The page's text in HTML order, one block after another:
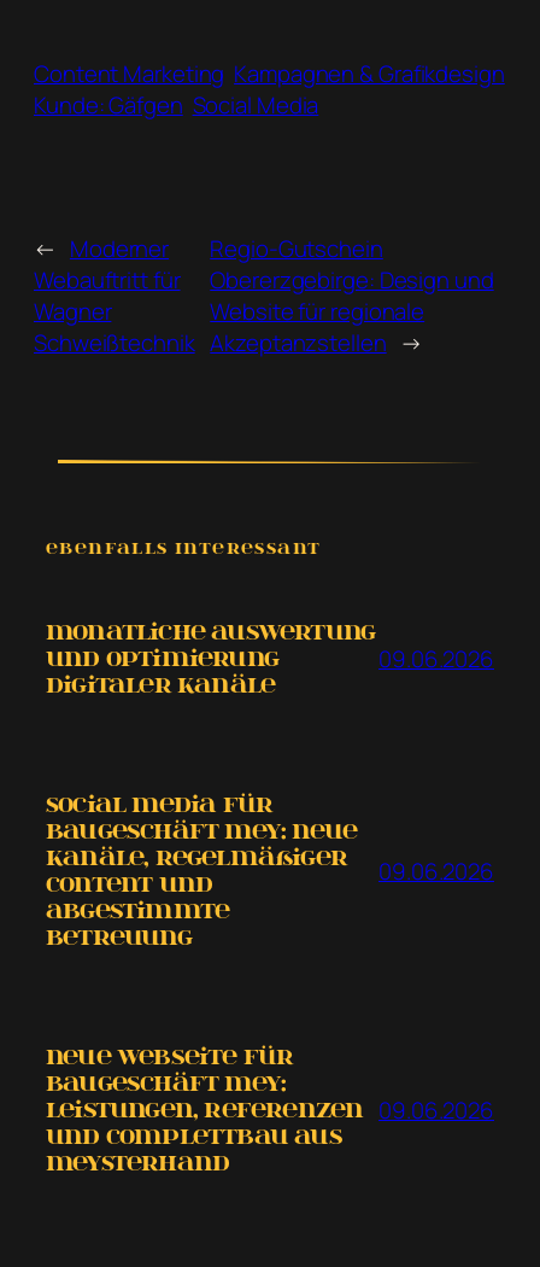
Content Marketing Kampagnen & Grafikdesign
Kunde: Gäfgen Social Media
← Moderner
Webauftritt für
Wagner
Schweißtechnik
Regio-Gutschein
Obererzgebirge: Design und
Website für regionale
Akzeptanzstellen →
EBENFALLS INTERESSANT
Monatliche Auswertung
und Optimierung
digitaler Kanäle
09.06.2026
Social Media für
Baugeschäft Mey: neue
Kanäle, regelmäßiger
Content und
abgestimmte
Betreuung
09.06.2026
Neue Webseite für
Baugeschäft Mey:
Leistungen, Referenzen
und COMPLETTBAU aus
MEYSTERHAND
09.06.2026